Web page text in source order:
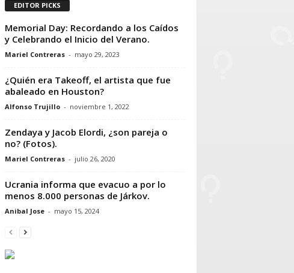
EDITOR PICKS
Memorial Day: Recordando a los Caídos
y Celebrando el Inicio del Verano.
Mariel Contreras - mayo 29, 2023
¿Quién era Takeoff, el artista que fue
abaleado en Houston?
Alfonso Trujillo - noviembre 1, 2022
Zendaya y Jacob Elordi, ¿son pareja o
no? (Fotos).
Mariel Contreras - julio 26, 2020
Ucrania informa que evacuo a por lo
menos 8.000 personas de Járkov.
Anibal Jose - mayo 15, 2024